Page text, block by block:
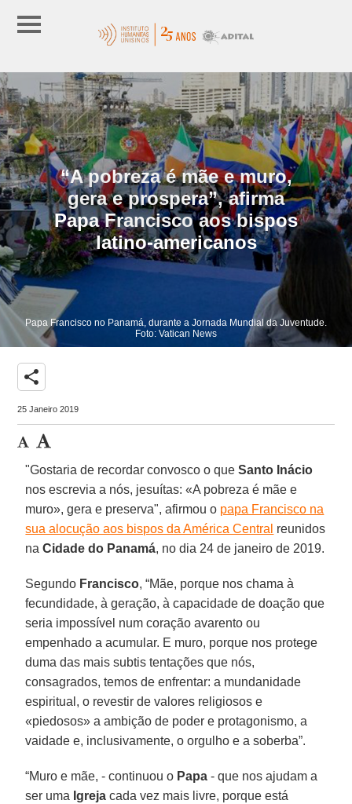
“A pobreza é mãe e muro,
gera e prospera”, afirma
Papa Francisco aos bispos
latino-americanos
Papa Francisco no Panamá, durante a Jornada Mundial da Juventude.
Foto: Vatican News
share
25 Janeiro 2019
"Gostaria de recordar convosco o queSanto Inácio
nos escrevia a nós, jesuítas: «A pobreza é mãe e
muro», gera e preserva", afirmou o papa Francisco na
sua alocução aos bispos da América Central reunidos
naCidade do Panamá, no dia 24 de janeiro de 2019.
Segundo Francisco, “Mãe, porque nos chama à
fecundidade, à geração, à capacidade de doação que
seria impossível num coração avarento ou
empenhado a acumular. E muro, porque nos protege
duma das mais subtis tentações que nós,
consagrados, temos de enfrentar: a mundanidade
espiritual, o revestir de valores religiosos e
«piedosos» a ambição de poder e protagonismo, a
vaidade e, inclusivamente, o orgulho e a soberba”.
“Muro e mãe, - continuou o Papa - que nos ajudam a
ser uma Igreja cada vez mais livre, porque está